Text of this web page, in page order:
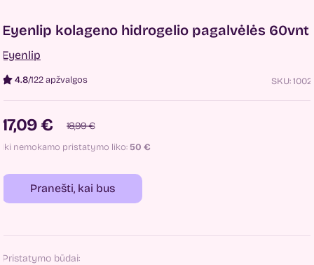
Eyenlip kolageno hidrogelio pagalvėlės 60vnt
Eyenlip
4.8/122 apžvalgos SKU:1002
17,09 € 18,99 €
Iki nemokamo pristatymo liko:50 €
Pranešti, kai bus
Pristatymo būdai: